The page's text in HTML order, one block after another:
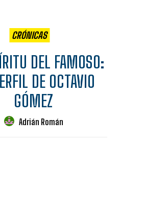
CRÓNICAS
DEL FAMOSO:
DE OCTAVIO
GÓMEZ
Adrián Román